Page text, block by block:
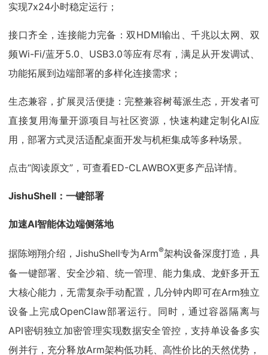
实现7x24小时稳定运行；
接口齐全，连接能力完备：双HDMI输出、千兆以太网、双
频Wi-Fi/蓝牙5.0、USB3.0等应有尽有，满足从开发调试、
功能拓展到边端部署的多样化连接需求；
生态兼容，扩展灵活便捷：完整兼容树莓派生态，开发者可
直接复用海量开源项目与社区资源，快速构建定制化AI应
用，部署方式灵活适配桌面开发与机柜集成等多种场景。
点击“阅读原文”，可查看ED-CLAWBOX更多产品详情。
JishuShell：一键部署
加速AI智能体边端侧落地
据陈翊翔介绍，JishuShell专为Arm®架构设备深度打造，具
备一键部署、安全沙箱、统一管理、能力集成、龙虾多开五
大核心能力，无需复杂手动配置，几分钟内即可在Arm独立
设备上完成OpenClaw部署运行。同时，通过容器隔离与
API密钥独立加密管理实现数据安全管控，支持单设备多实
例并行，充分释放Arm架构低功耗、高性价比的天然优势，